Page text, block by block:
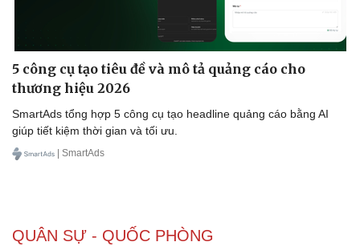
5 công cụ tạo tiêu đề và mô tả quảng cáo cho
thương hiệu 2026
SmartAds tổng hợp 5 công cụ tạo headline quảng cáo bằng AI
giúp tiết kiệm thời gian và tối ưu.
| SmartAds
QUÂN SỰ - QUỐC PHÒNG